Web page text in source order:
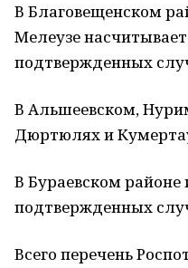
В Благовещенском
Мелеузе
подтвержденных
В Альшеевском,
Дюртюлях и
В Бураевском
подтвержденных
Всего перечень